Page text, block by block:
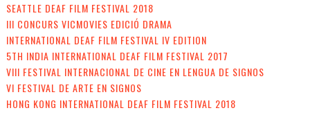
SEATTLE DEAF FILM FESTIVAL 2018
III CONCURS VICMOVIES EDICIÓ DRAMA
INTERNATIONAL DEAF FILM FESTIVAL IV EDITION
5TH INDIA INTERNATIONAL DEAF FILM FESTIVAL 2017
VIII FESTIVAL INTERNACIONAL DE CINE EN LENGUA DE SIGNOS
VI FESTIVAL DE ARTE EN SIGNOS
HONG KONG INTERNATIONAL DEAF FILM FESTIVAL 2018